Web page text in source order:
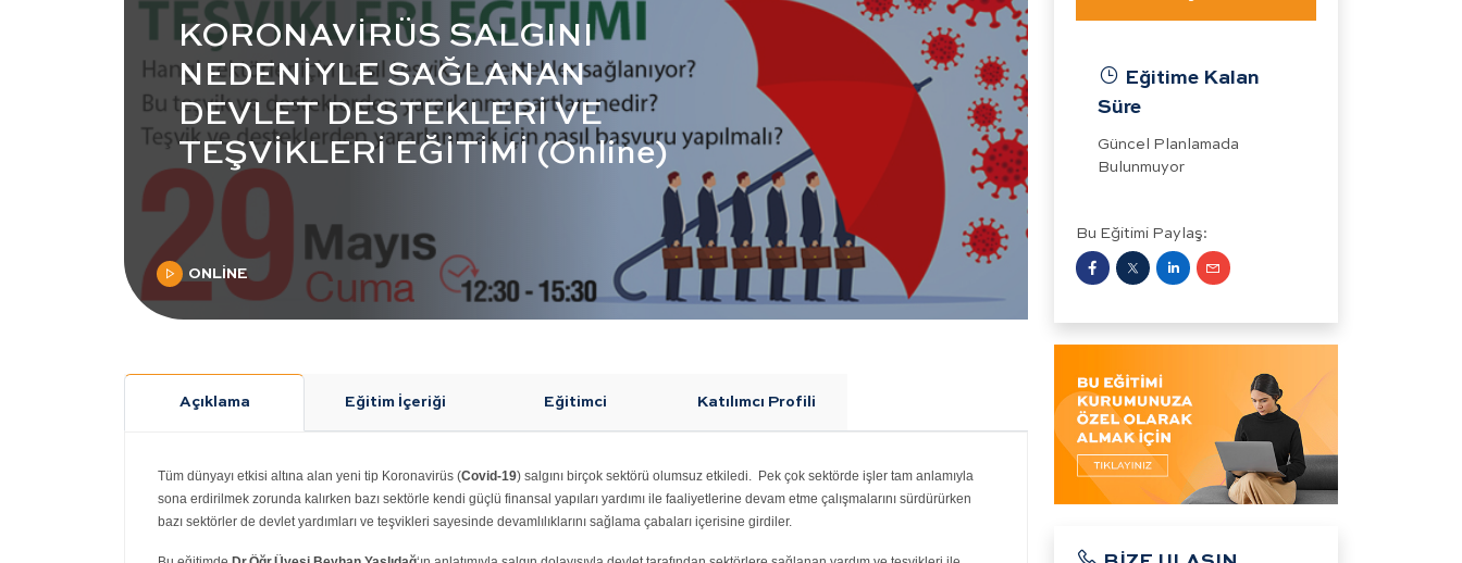
KORONAVİRÜS SALGINI
NEDENİYLE SAĞLANAN
DEVLET DESTEKLERİ VE
TEŞVİKLERİ EĞİTİMİ (Online)
ONLİNE
Açıklama Eğitim İçeriği Eğitimci Katılımcı Profili
Tüm dünyayı etkisi altına alan yeni tip Koronavirüs (Covid-19) salgını birçok sektörü olumsuz etkiledi. Pek çok sektörde işler tam anlamıyla
sona erdirilmek zorunda kalırken bazı sektörle kendi güçlü finansal yapıları yardımı ile faaliyetlerine devam etme çalışmalarını sürdürürken
bazı sektörler de devlet yardımları ve teşvikleri sayesinde devamlılıklarını sağlama çabaları içerisine girdiler.
Eğitime Kalan
Süre
Güncel Planlamada
Bulunmuyor
Bu Eğitimi Paylaş: